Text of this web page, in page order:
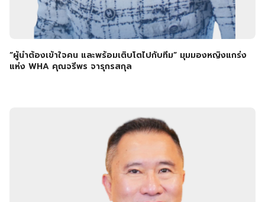
“ผู้นำต้องเข้าใจคน และพร้อมเติบโตไปกับทีม” มุมมองหญิงแกร่ง
แห่ง WHA คุณจรีพร จารุกรสกุล